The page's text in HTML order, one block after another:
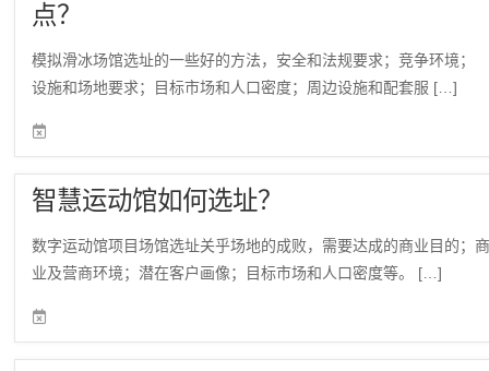
点？
模拟滑冰场馆选址的一些好的方法，安全和法规要求；竞争环境；
设施和场地要求；目标市场和人口密度；周边设施和配套服 […]
智慧运动馆如何选址？
数字运动馆项目场馆选址关乎场地的成败，需要达成的商业目的；
业及营商环境；潜在客户画像；目标市场和人口密度等。 […]